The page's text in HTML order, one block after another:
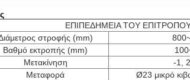
ΕΠΙΠΕΔΗΜΕΙΑ ΤΟΥ
στροφής (mm)
Βαθμό εκτροπής (mm)
Μετακίνηση
-1,
Μεταφορά
Ø23 μικρό